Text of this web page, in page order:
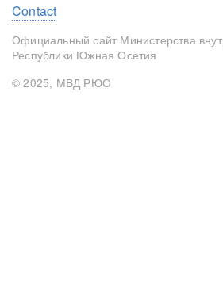
Footer
menu
Contact
Официальный сайт Министерства
Республики Южная Осетия
© 2025, МВД РЮО